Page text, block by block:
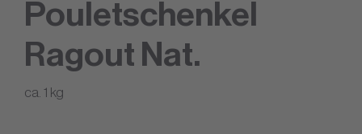
Pouletschenkel
Ragout Nat.
ca. 1 kg